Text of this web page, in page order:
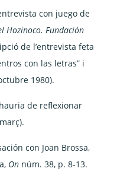
entrevista con juego de
Hozinoco.Fundación
de l’entrevista feta
con las letras” i
1980).
hauria de reflexionar
con Joan Brossa,
On núm. 38, p. 8-13.